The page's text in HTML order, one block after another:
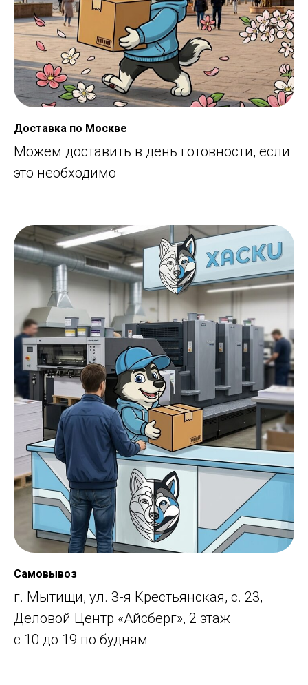
Доставка по Москве
Можем доставить в день готовности, если
это необходимо
Самовывоз
г. Мытищи, ул. 3-я Крестьянская, с. 23,
Деловой Центр «Айсберг», 2 этаж
с 10 до 19 по будням